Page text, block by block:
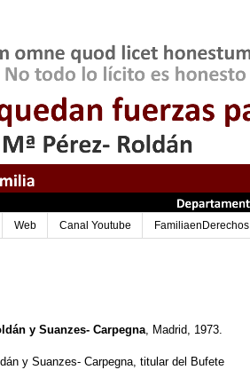
Web Canal Youtube FamiliaenDerechos
y Suanzes- Carpegna, Madrid, 1973.
y Suanzes- Carpegna, titular del Bufete